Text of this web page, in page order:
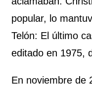
popular, lo
Telón: El último
editado en 1975,
En noviembre de